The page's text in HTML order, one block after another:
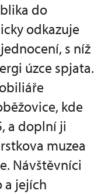
do
odkazuje
s níž
úzce spjata.
kde
a doplní ji
muzea
Návštěvníci
a jejích